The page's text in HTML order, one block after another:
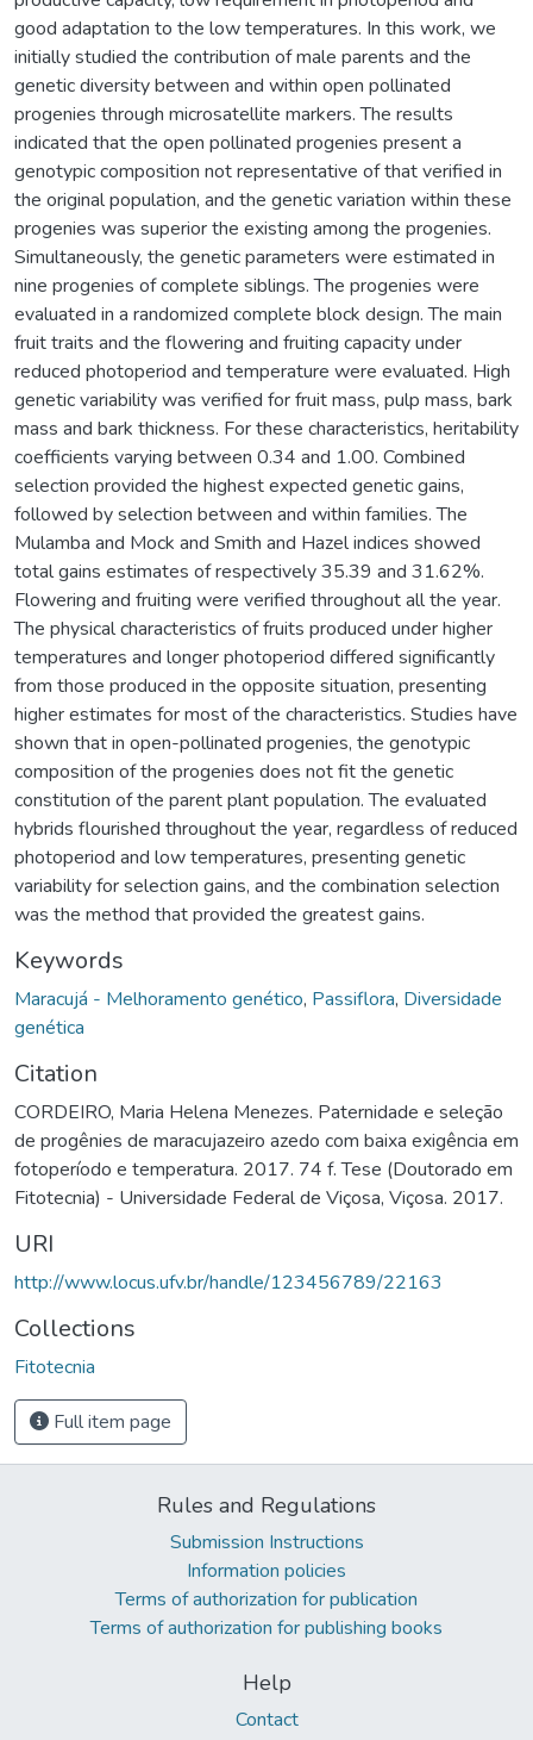
good adaptation to the low temperatures. In this work, we
initially studied the contribution of male parents and the
genetic diversity between and within open pollinated
progenies through microsatellite markers. The results
indicated that the open pollinated progenies present a
genotypic composition not representative of that verified in
the original population, and the genetic variation within these
progenies was superior the existing among the progenies.
Simultaneously, the genetic parameters were estimated in
nine progenies of complete siblings. The progenies were
evaluated in a randomized complete block design. The main
fruit traits and the flowering and fruiting capacity under
reduced photoperiod and temperature were evaluated. High
genetic variability was verified for fruit mass, pulp mass, bark
mass and bark thickness. For these characteristics, heritability
coefficients varying between 0.34 and 1.00. Combined
selection provided the highest expected genetic gains,
followed by selection between and within families. The
Mulamba and Mock and Smith and Hazel indices showed
total gains estimates of respectively 35.39 and 31.62%.
Flowering and fruiting were verified throughout all the year.
The physical characteristics of fruits produced under higher
temperatures and longer photoperiod differed significantly
from those produced in the opposite situation, presenting
higher estimates for most of the characteristics. Studies have
shown that in open-pollinated progenies, the genotypic
composition of the progenies does not fit the genetic
constitution of the parent plant population. The evaluated
hybrids flourished throughout the year, regardless of reduced
photoperiod and low temperatures, presenting genetic
variability for selection gains, and the combination selection
was the method that provided the greatest gains.
Keywords
Maracujá - Melhoramento genético, Passiflora, Diversidade
genética
Citation
CORDEIRO, Maria Helena Menezes. Paternidade e seleção
de progênies de maracujazeiro azedo com baixa exigência em
fotoperíodo e temperatura. 2017. 74 f. Tese (Doutorado em
Fitotecnia) - Universidade Federal de Viçosa, Viçosa. 2017.
URI
http://www.locus.ufv.br/handle/123456789/22163
Collections
Fitotecnia
Full item page
Rules and Regulations
Submission Instructions
Information policies
Terms of authorization for publication
Terms of authorization for publishing books
Help
Contact